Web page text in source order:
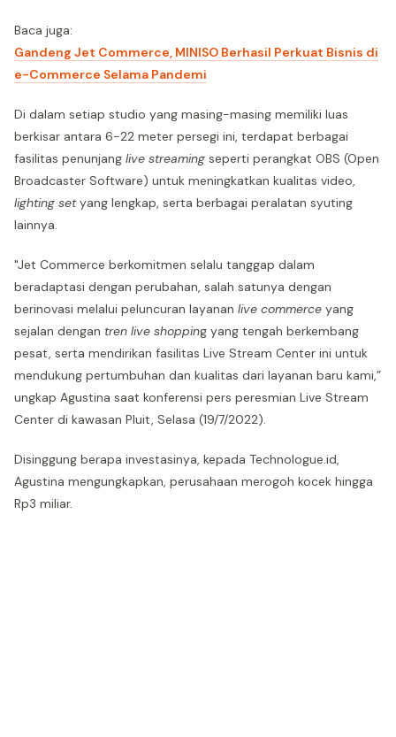
Baca juga:
Gandeng Jet Commerce, MINISO Berhasil Perkuat Bisnis di
e-Commerce Selama Pandemi
Di dalam setiap studio yang masing-masing memiliki luas
berkisar antara 6-22 meter persegi ini, terdapat berbagai
fasilitas penunjang live streaming seperti perangkat OBS (Open
Broadcaster Software) untuk meningkatkan kualitas video,
lighting setyang lengkap, serta berbagai peralatan syuting
lainnya.
"Jet Commerce berkomitmen selalu tanggap dalam
beradaptasi dengan perubahan, salah satunya dengan
berinovasi melalui peluncuran layanan live commerce yang
sejalan dengan tren live shopping yang tengah berkembang
pesat, serta mendirikan fasilitas Live Stream Center ini untuk
mendukung pertumbuhan dan kualitas dari layanan baru kami,”
ungkap Agustina saat konferensi pers peresmian Live Stream
Center di kawasan Pluit, Selasa (19/7/2022).
Disinggung berapa investasinya, kepada Technologue.id,
Agustina mengungkapkan, perusahaan merogoh kocek hingga
Rp3 miliar.